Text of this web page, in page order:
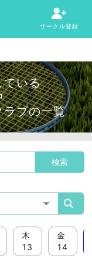
サークル登録
ている
ラブの一覧
木
13
金
14